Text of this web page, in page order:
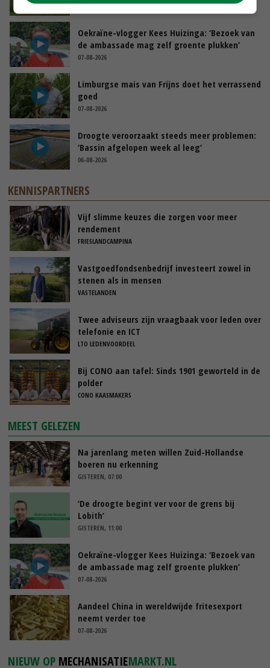
GISTEREN, 10:00
Oekraïne-vlogger Kees Huizinga: ‘Bezoek van
de ambassade mag zelf groente plukken’
07-08-2026
Limburgse mais van Frijns doet het verrassend
goed
07-08-2026
Droogte veroorzaakt steeds meer problemen:
‘Bassin afgelopen week al leeg’
06-08-2026
KENNISPARTNERS
Vijf slimme keuzes die zorgen voor meer
rendement
FRIESLANDCAMPINA
Vastgoedfondsenbedrijf investeert zowel in
stenen als in mensen
VASTELANDEN
Twee adviseurs zijn vraagbaak voor leden over
telefonie en ICT
LTO LEDENVOORDEEL
Bij CONO aan tafel: Sinds 1901 geworteld in de
polder
CONO KAASMAKERS
MEEST GELEZEN
Na jarenlang meten willen Zuid-Hollandse
boeren nu erkenning
GISTEREN, 07:00
‘De droogte begint ver voor de grens bij
Lobith’
GISTEREN, 11:00
Oekraïne-vlogger Kees Huizinga: ‘Bezoek van
de ambassade mag zelf groente plukken’
07-08-2026
Aandeel China in wereldwijde fritesexport
neemt verder toe
07-08-2026
NIEUW OP MECHANISATIEMARKT.NL